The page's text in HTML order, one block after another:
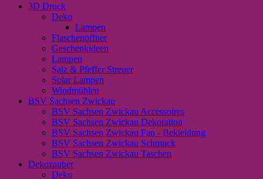
3D Druck
Deko
Lampen
Flaschenöffner
Geschenkideen
Lampen
Salz & Pfeffer Streuer
Solar Lampen
Windmühlen
BSV Sachsen Zwickau
BSV Sachsen Zwickau Accessoires
BSV Sachsen Zwickau Dekoration
BSV Sachsen Zwickau Fan - Bekleidung
BSV Sachsen Zwickau Schmuck
BSV Sachsen Zwickau Taschen
Dekozauber
Deko